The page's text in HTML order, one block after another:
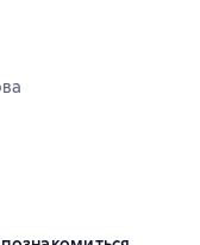
на основе 12 оценок